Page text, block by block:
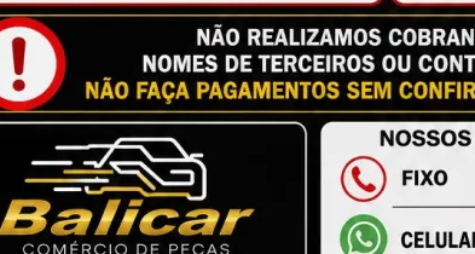
de Defesa do Consumidor, é de 90
de reparar o produto, o cliente
ainda, a utilização do crédito como parte do
nossos vendedores. A ga...
Ler mais